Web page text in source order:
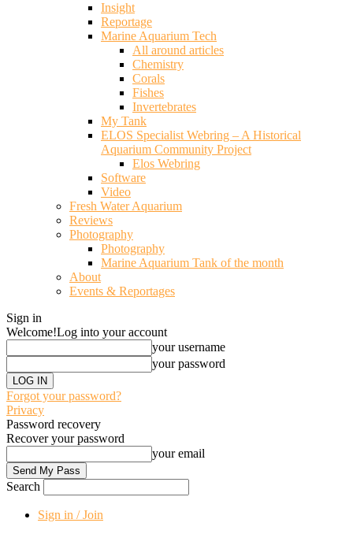
Insight
Reportage
Marine Aquarium Tech
All around articles
Chemistry
Corals
Fishes
Invertebrates
My Tank
ELOS Specialist Webring – A Historical
Aquarium Community Project
Elos Webring
Software
Video
Fresh Water Aquarium
Reviews
Photography
Photography
Marine Aquarium Tank of the month
About
Events & Reportages
Sign in
Welcome!Log into your account
your username
your password
Forgot your password?
Privacy
Password recovery
Recover your password
your email
Search
Sign in / Join